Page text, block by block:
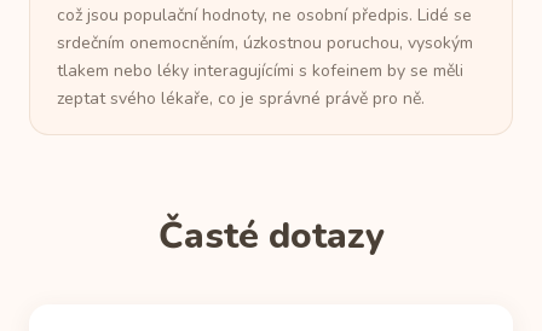
což jsou populační hodnoty, ne osobní předpis. Lidé se
srdečním onemocněním, úzkostnou poruchou, vysokým
tlakem nebo léky interagujícími s kofeinem by se měli
zeptat svého lékaře, co je správné právě pro ně.
Časté dotazy